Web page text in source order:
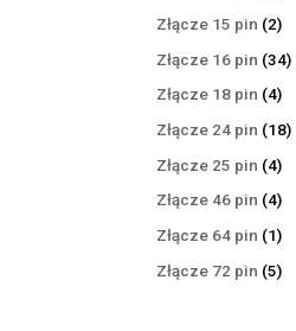
Złącze 15 pin 22
Złącze 16 pin 3434
Złącze 18 pin 44
Złącze 24 pin 1818
Złącze 25 pin 44
Złącze 46 pin 44
Złącze 64 pin 11
Złącze 72 pin 55